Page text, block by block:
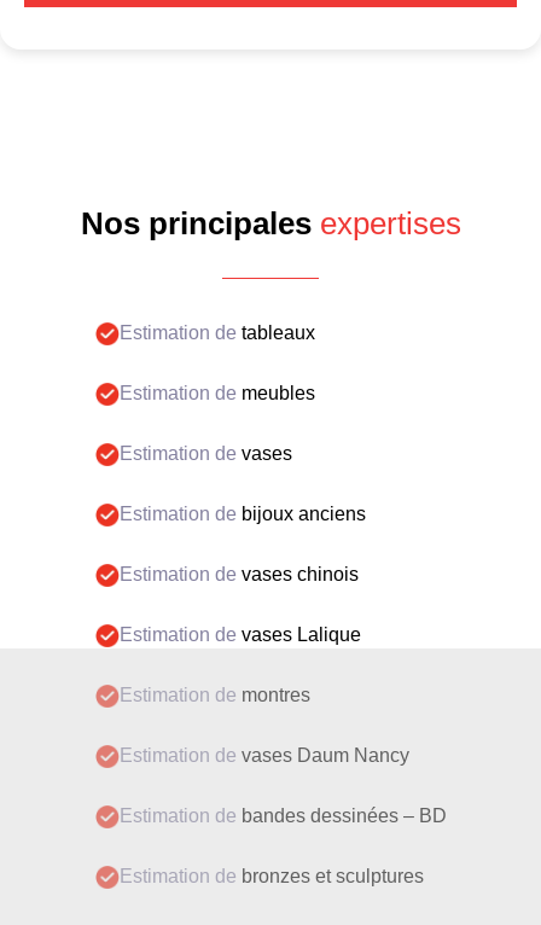
Nos principales expertises
Estimation de tableaux
Estimation de meubles
Estimation de vases
Estimation de bijoux anciens
Estimation de vases chinois
Estimation de vases Lalique
Estimation de montres
Estimation de vases Daum Nancy
Estimation de bandes dessinées – BD
Estimation de bronzes et sculptures